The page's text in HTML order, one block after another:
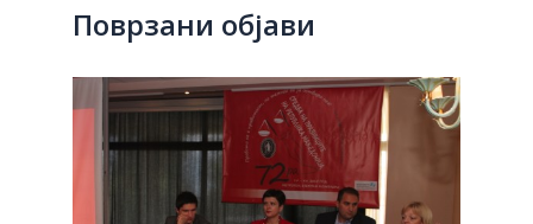
Поврзани објави